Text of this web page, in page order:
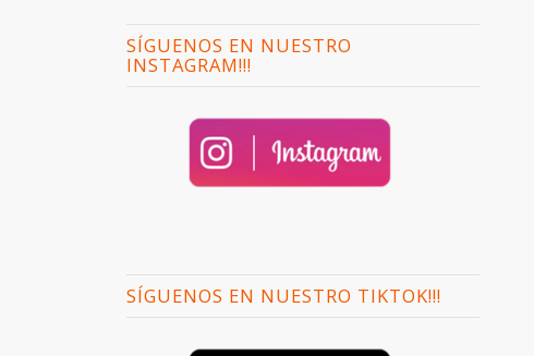
SÍGUENOS EN NUESTRO
INSTAGRAM!!!
SÍGUENOS EN NUESTRO TIKTOK!!!